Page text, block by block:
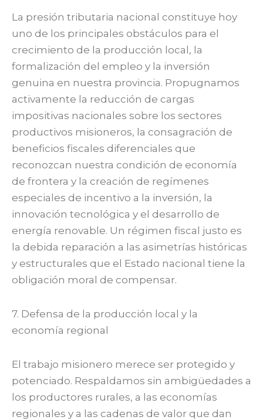
La presión tributaria nacional constituye hoy
uno de los principales obstáculos para el
crecimiento de la producción local, la
formalización del empleo y la inversión
genuina en nuestra provincia. Propugnamos
activamente la reducción de cargas
impositivas nacionales sobre los sectores
productivos misioneros, la consagración de
beneficios fiscales diferenciales que
reconozcan nuestra condición de economía
de frontera y la creación de regímenes
especiales de incentivo a la inversión, la
innovación tecnológica y el desarrollo de
energía renovable. Un régimen fiscal justo es
la debida reparación a las asimetrías históricas
y estructurales que el Estado nacional tiene la
obligación moral de compensar.
7. Defensa de la producción local y la
economía regional
El trabajo misionero merece ser protegido y
potenciado. Respaldamos sin ambigüedades a
los productores rurales, a las economías
regionales y a las cadenas de valor que dan